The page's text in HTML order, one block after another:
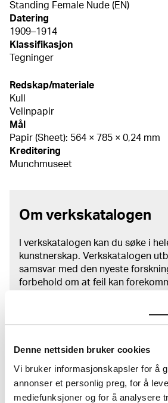
Denne nettsiden bruker cookies
Vi bruker informasjonskapsler for å
annonser et personlig preg, for å
mediefunksjoner og for å analysere
Standing Female Nude (EN)
Datering
1909–1914
Klassifikasjon
Tegninger
Redskap/materiale
Kull
Velinpapir
Mål
Papir (Sheet): 564 × 785 × 0,24 mm
Kreditering
Munchmuseet
Om verkskatalogen
I verkskatalogen kan du søke i
kunstnerskap. Verkskatalogen
samsvar med den nyeste
forbehold om at feil kan
MUNCHs samling består av over
museumsobjekter, inkludert
somEdvard Munchtestamenterte
kommune i 1940, rommer museet
til Rolf Stenersen, Amaldus
Ravensberg.